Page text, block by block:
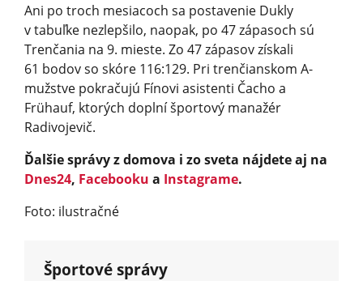
Ani po troch mesiacoch sa postavenie Dukly
v tabuľke nezlepšilo, naopak, po 47 zápasoch sú
Trenčania na 9. mieste. Zo 47 zápasov získali
61 bodov so skóre 116:129. Pri trenčianskom A-
mužstve pokračujú Fínovi asistenti Čacho a
Frühauf, ktorých doplní športový manažér
Radivojevič.
Ďalšie správy z domova i zo sveta nájdete aj na
Dnes24, Facebooku a Instagrame.
Foto: ilustračné
Športové správy